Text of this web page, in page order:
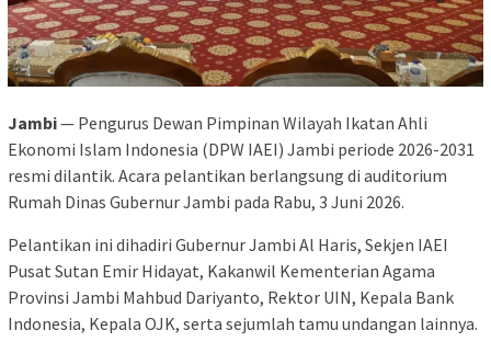
Jambi— Pengurus Dewan Pimpinan Wilayah Ikatan Ahli
Ekonomi Islam Indonesia (DPW IAEI) Jambi periode 2026-2031
resmi dilantik. Acara pelantikan berlangsung di auditorium
Rumah Dinas Gubernur Jambi pada Rabu, 3 Juni 2026.
Pelantikan ini dihadiri Gubernur Jambi Al Haris, Sekjen IAEI
Pusat Sutan Emir Hidayat, Kakanwil Kementerian Agama
Provinsi Jambi Mahbud Dariyanto, Rektor UIN, Kepala Bank
Indonesia, Kepala OJK, serta sejumlah tamu undangan lainnya.